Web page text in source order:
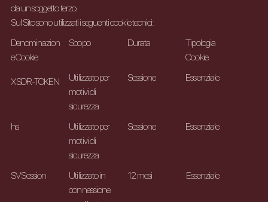
da un soggetto terzo.
Sul Sito sono utilizzati i seguenti cookie tecnici:
Denominazion
e Cookie
XSDR-TOKEN
hs
SVSession
Scopo
Utilizzato per
motivi di
sicurezza
Utilizzato per
motivi di
sicurezza
Utilizzato in
connessione
Durata
Sessione
Sessione
12 mesi
Tipologia
Cookie
Essenziale
Essenziale
Essenziale